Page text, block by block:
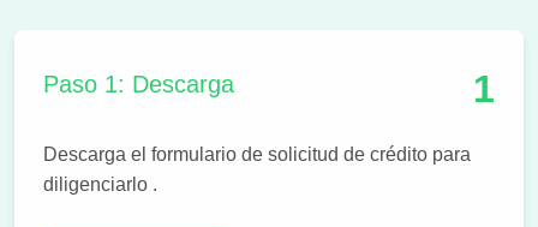
Paso 1: Descarga 1
Descarga el formulario de solicitud de crédito para
diligenciarlo .